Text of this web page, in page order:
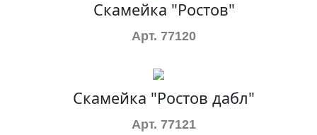
Скамейка "Ростов"
Арт. 77120
Скамейка "Ростов дабл"
Арт. 77121